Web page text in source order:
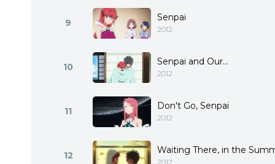
9 Senpai
2012
10 Senpai and Our...
2012
11 Don't Go, Senpai
2012
12 Waiting There, in the
2012